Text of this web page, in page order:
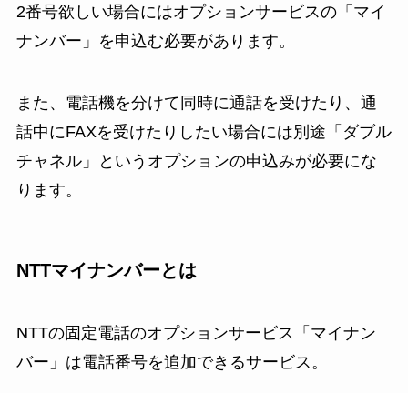
2番号欲しい場合にはオプションサービスの「マイ
ナンバー」を申込む必要があります。
また、電話機を分けて同時に通話を受けたり、通
話中にFAXを受けたりしたい場合には別途「ダブル
チャネル」というオプションの申込みが必要にな
ります。
NTTマイナンバーとは
NTTの固定電話のオプションサービス「マイナン
バー」は電話番号を追加できるサービス。